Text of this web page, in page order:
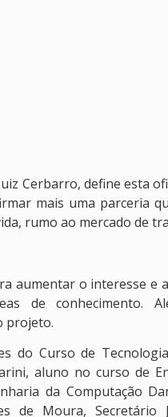
Cerbarro, define esta
mais uma parceria
rumo ao mercado de
aumentar o interesse e
de conhecimento.
projeto.
do Curso de
aluno no curso de
da Computação
de Moura, Secretário